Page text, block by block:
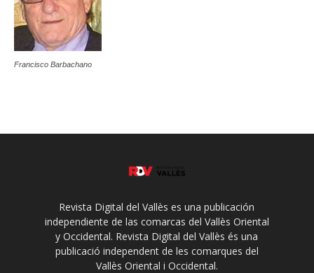
Francisco Barbachano
Revista Digital del Vallès es una publicación
independiente de las comarcas del Vallès Oriental
y Occidental. Revista Digital del Vallès és una
publicació independent de les comarques del
Vallès Oriental i Occidental.